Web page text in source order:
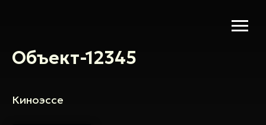
Объект-12345
Киноэссе